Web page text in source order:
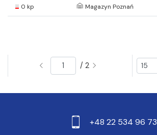
0 kp Magazyn Poznań
/ 2
+48 22 534 96 73